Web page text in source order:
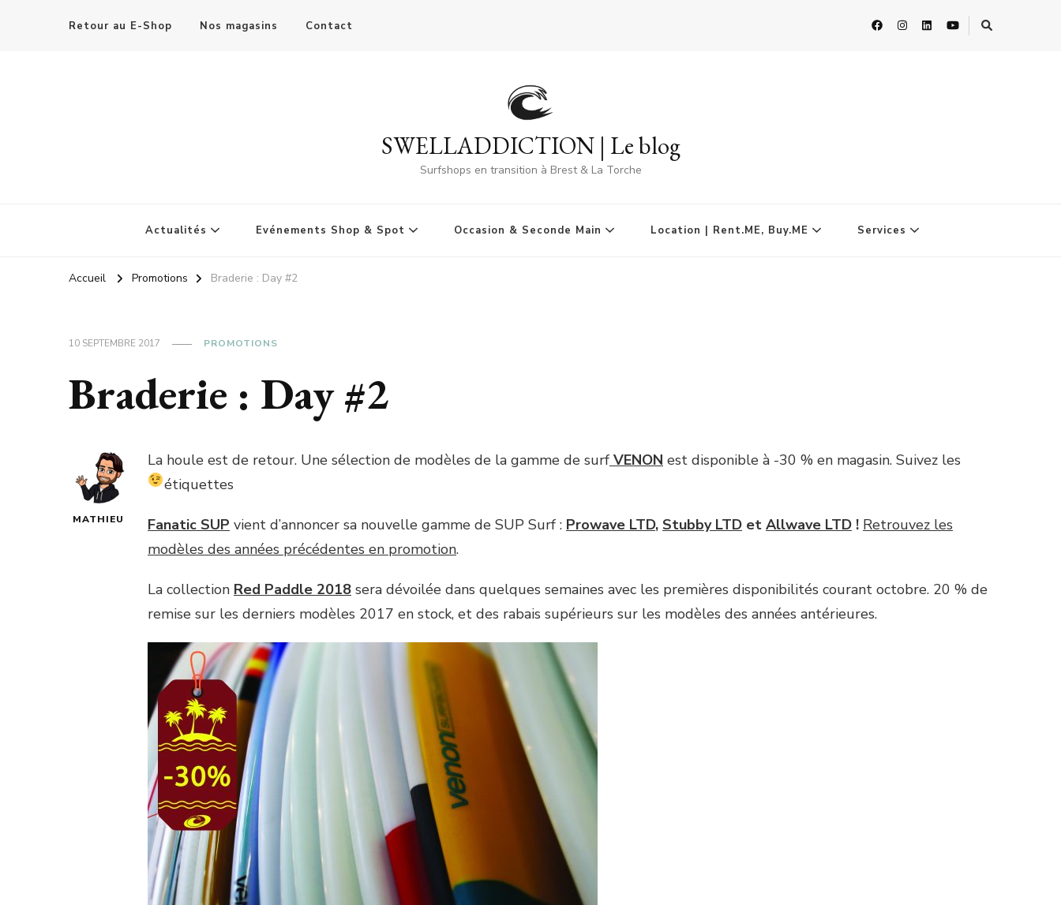
Retour au E-Shop Nos magasins Contact
SWELLADDICTION | Le blog
Surfshops en transition à Brest & La Torche
Actualités Evénements Shop & Spot Occasion & Seconde Main Location | Rent.ME, Buy.ME Services
Accueil Promotions Braderie : Day #2
10 SEPTEMBRE 2017 PROMOTIONS
Braderie : Day #2
MATHIEU
La houle est de retour. Une sélection de modèles de la gamme de surf VENON est disponible à -30 % en magasin. Suivez les
étiquettes
Fanatic SUP vient d’annoncer sa nouvelle gamme de SUP Surf : Prowave LTD, Stubby LTD et Allwave LTD ! Retrouvez les
modèles des années précédentes en promotion.
La collection Red Paddle 2018 sera dévoilée dans quelques semaines avec les premières disponibilités courant octobre. 20 % de
remise sur les derniers modèles 2017 en stock, et des rabais supérieurs sur les modèles des années antérieures.